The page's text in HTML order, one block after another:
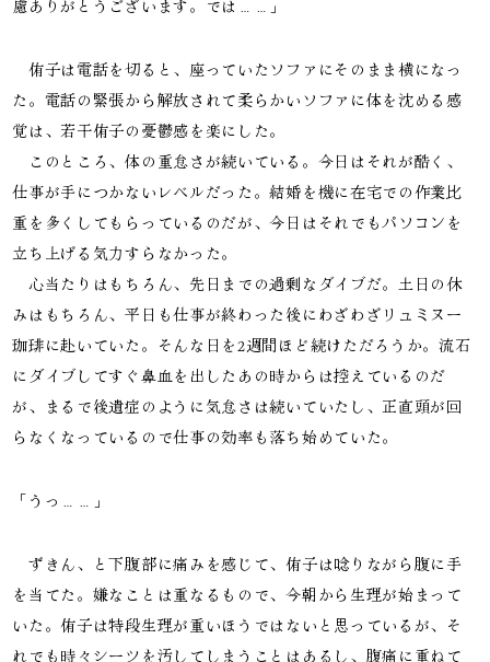
慮ありがとうございます。では……」
侑子は電話を切ると、座っていたソファにそのまま横になっ
た。電話の緊張から解放されて柔らかいソファに体を沈める感
覚は、若干侑子の憂鬱感を楽にした。
このところ、体の重怠さが続いている。今日はそれが酷く、
仕事が手につかないレベルだった。結婚を機に在宅での作業比
重を多くしてもらっているのだが、今日はそれでもパソコンを
立ち上げる気力すらなかった。
心当たりはもちろん、先日までの過剰なダイブだ。土日の休
みはもちろん、平日も仕事が終わった後にわざわざリュミヌー
珈琲に赴いていた。そんな日を2週間ほど続けただろうか。流石
にダイブしてすぐ鼻血を出したあの時からは控えているのだ
が、まるで後遺症のように気怠さは続いていたし、正直頭が回
らなくなっているので仕事の効率も落ち始めていた。
「うっ……」
ずきん、と下腹部に痛みを感じて、侑子は唸りながら腹に手
を当てた。嫌なことは重なるもので、今朝から生理が始まって
いた。侑子は特段生理が重いほうではないと思っているが、そ
れでも時々シーツを汚してしまうことはあるし、腹痛に重ねて